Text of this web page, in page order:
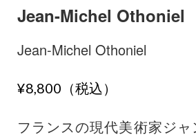
Jean-Michel Othoniel
Jean-Michel Othoniel
¥8,800（税込）
フランスの現代美術家ジャ